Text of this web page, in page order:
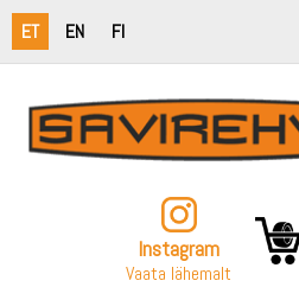
ET EN FI
Instagram
Vaata lähemalt